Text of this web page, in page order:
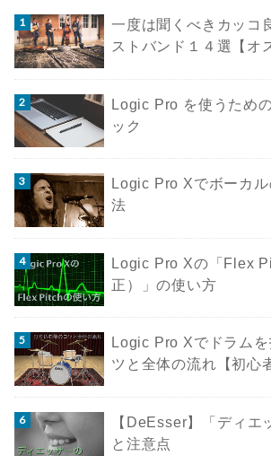
一度は聞くべきカッコ
ストバンド１４選【オ
Logic Pro を使うため
ック
Logic Pro Xでボーカ
法
Logic Pro Xの「Flex
正）」の使い方
Logic Pro Xでドラムを
ツと全体の流れ【初心
【DeEsser】「ディエ
と注意点